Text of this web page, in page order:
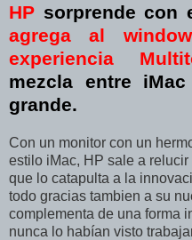
HP sorprende con
agrega al
experiencia
mezcla entre
grande.
Con un monitor con un
estilo iMac, HP sale a
que lo catapulta a la
todo gracias tambien a su
complementa de una forma
nunca lo habían visto